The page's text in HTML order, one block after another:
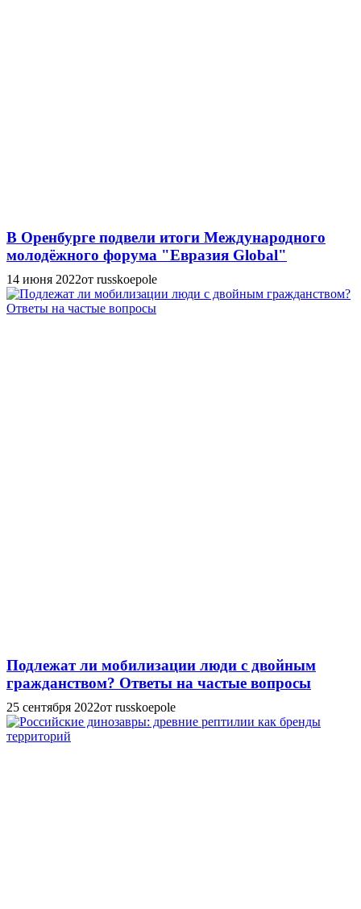
В Оренбурге подвели итоги Международного
молодёжного форума "Евразия Global"
14 июня 2022от russkoepole
Подлежат ли мобилизации люди с двойным
гражданством? Ответы на частые вопросы
25 сентября 2022от russkoepole